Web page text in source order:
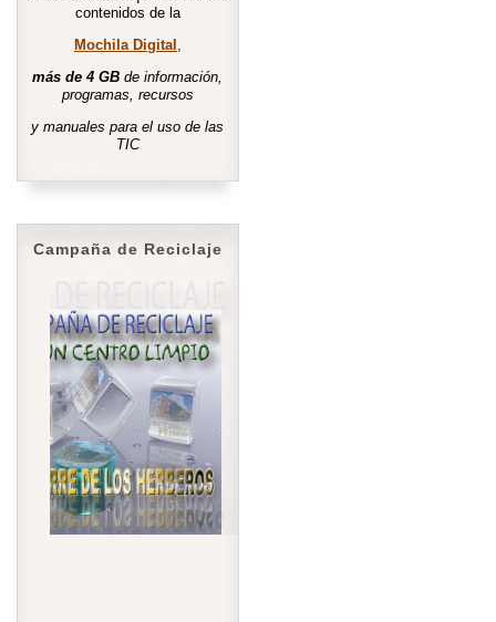
contenidos de la
Mochila Digital ,
más de 4 GB de información,
programas, recursos
y manuales para el uso de las
TIC
Campaña de Reciclaje